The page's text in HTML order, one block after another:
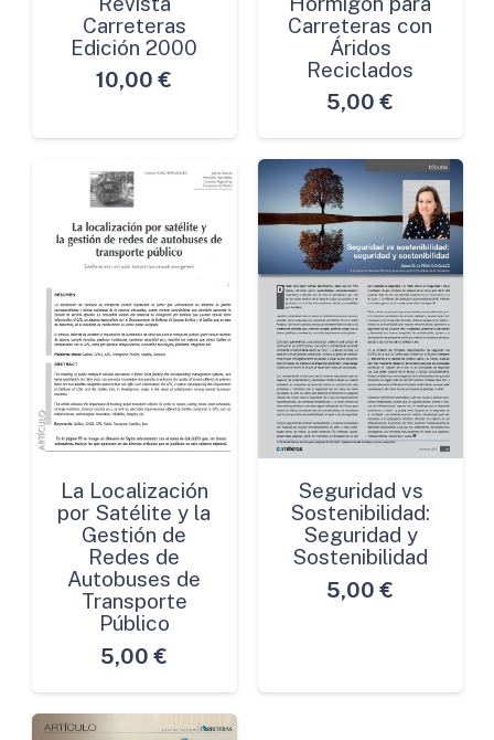
Carreteras
Edición 2000
10,00 €
Carreteras con
Áridos
Reciclados
5,00 €
La Localización
por Satélite y la
Gestión de
Redes de
Autobuses de
Transporte
Público
5,00 €
Seguridad vs
Sostenibilidad:
Seguridad y
Sostenibilidad
5,00 €